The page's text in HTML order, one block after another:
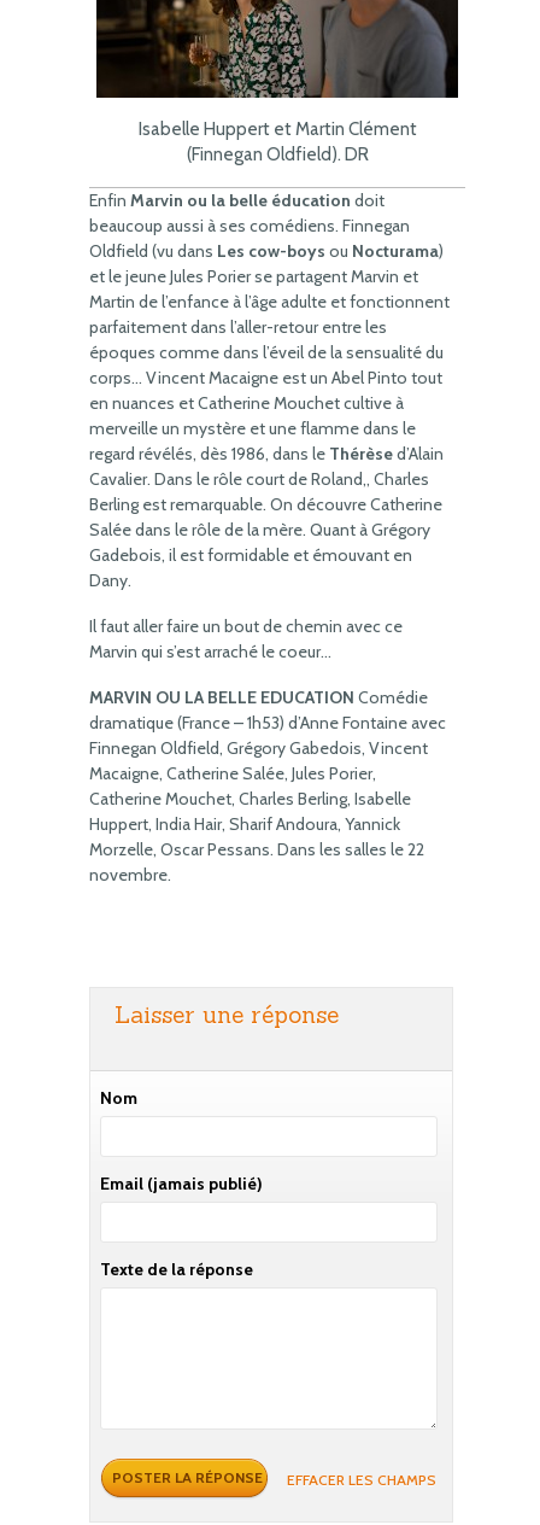
Isabelle Huppert et Martin Clément
(Finnegan Oldfield). DR
Enfin Marvin ou la belle éducation doit
beaucoup aussi à ses comédiens. Finnegan
Oldfield (vu dans Les cow-boys ou Nocturama)
et le jeune Jules Porier se partagent Marvin et
Martin de l’enfance à l’âge adulte et fonctionnent
parfaitement dans l’aller-retour entre les
époques comme dans l’éveil de la sensualité du
corps… Vincent Macaigne est un Abel Pinto tout
en nuances et Catherine Mouchet cultive à
merveille un mystère et une flamme dans le
regard révélés, dès 1986, dans le Thérèsed’Alain
Cavalier. Dans le rôle court de Roland,, Charles
Berling est remarquable. On découvre Catherine
Salée dans le rôle de la mère. Quant à Grégory
Gadebois, il est formidable et émouvant en
Dany.
Il faut aller faire un bout de chemin avec ce
Marvin qui s’est arraché le coeur…
MARVIN OU LA BELLE EDUCATION Comédie
dramatique (France – 1h53) d’Anne Fontaine avec
Finnegan Oldfield, Grégory Gabedois, Vincent
Macaigne, Catherine Salée, Jules Porier,
Catherine Mouchet, Charles Berling, Isabelle
Huppert, India Hair, Sharif Andoura, Yannick
Morzelle, Oscar Pessans. Dans les salles le 22
novembre.
Laisser une réponse
Nom
Email (jamais publié)
Texte de la réponse
EFFACER LES CHAMPS